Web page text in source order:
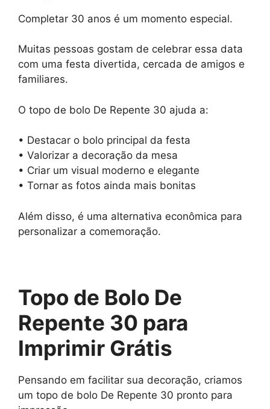
Completar 30 anos é um momento especial.
Muitas pessoas gostam de celebrar essa data
com uma festa divertida, cercada de amigos e
familiares.
O topo de bolo De Repente 30 ajuda a:
• Destacar o bolo principal da festa
• Valorizar a decoração da mesa
• Criar um visual moderno e elegante
• Tornar as fotos ainda mais bonitas
Além disso, é uma alternativa econômica para
personalizar a comemoração.
Topo de Bolo De
Repente 30 para
Imprimir Grátis
Pensando em facilitar sua decoração, criamos
um topo de bolo De Repente 30 pronto para